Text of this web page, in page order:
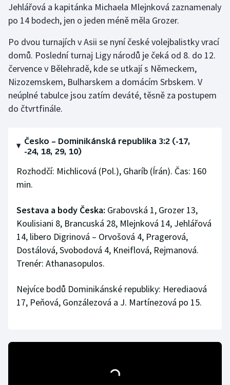
Jehlářová a kapitánka Michaela Mlejnková zaznamenaly
po 14 bodech, jen o jeden méně měla Grozer.
Po dvou turnajích v Asii se nyní české volejbalistky vrací
domů. Poslední turnaj Ligy národů je čeká od 8. do 12.
července v Bělehradě, kde se utkají s Německem,
Nizozemskem, Bulharskem a domácím Srbskem. V
neúplné tabulce jsou zatím deváté, těsně za postupem
do čtvrtfinále.
Česko – Dominikánská republika 3:2 (-17,
-24, 18, 29, 10)
Rozhodčí: Michlicová (Pol.), Gharíb (Írán). Čas: 160
min.
Sestava a body Česka: Grabovská 1, Grozer 13,
Koulisiani 8, Brancuská 28, Mlejnková 14, Jehlářová
14, libero Digrinová – Orvošová 4, Pragerová,
Dostálová, Svobodová 4, Kneiflová, Rejmanová.
Trenér: Athanasopulos.
Nejvíce bodů Dominikánské republiky: Herediaová
17, Peňová, Gonzálezová a J. Martínezová po 15.